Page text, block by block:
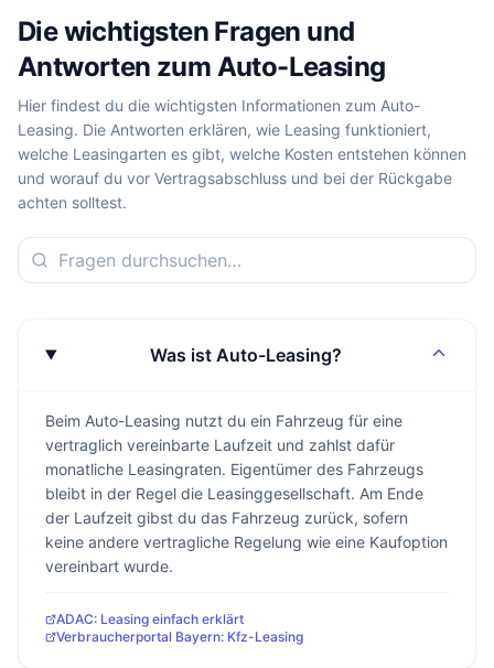
Die wichtigsten Fragen und
Antworten zum Auto-Leasing
Hier findest du die wichtigsten Informationen zum Auto-
Leasing. Die Antworten erklären, wie Leasing funktioniert,
welche Leasingarten es gibt, welche Kosten entstehen können
und worauf du vor Vertragsabschluss und bei der Rückgabe
achten solltest.
Was ist Auto-Leasing?
Beim Auto-Leasing nutzt du ein Fahrzeug für eine
vertraglich vereinbarte Laufzeit und zahlst dafür
monatliche Leasingraten. Eigentümer des Fahrzeugs
bleibt in der Regel die Leasinggesellschaft. Am Ende
der Laufzeit gibst du das Fahrzeug zurück, sofern
keine andere vertragliche Regelung wie eine Kaufoption
vereinbart wurde.
ADAC: Leasing einfach erklärt
Verbraucherportal Bayern: Kfz-Leasing